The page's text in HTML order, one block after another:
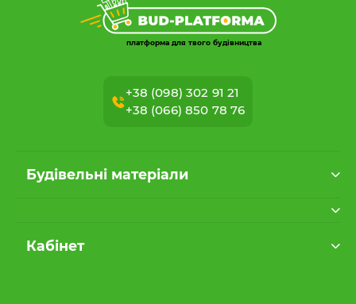
платформа для твого будівництва
+38 (098) 302 91 21
+38 (066) 850 78 76
Будівельні матеріали
Кабінет